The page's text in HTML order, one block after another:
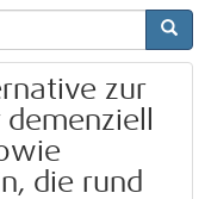
zur
die rund